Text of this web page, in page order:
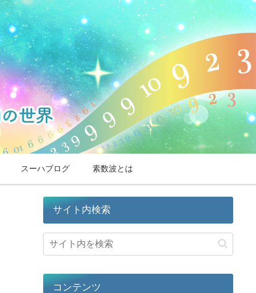
スーハブログ 素数波とは
サイト内検索
コンテンツ